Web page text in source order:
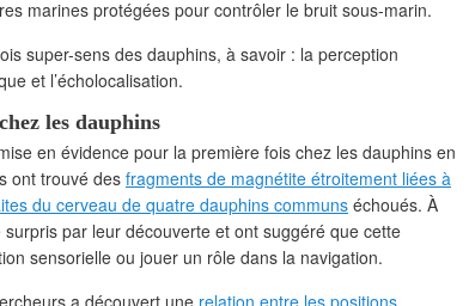
marines protégées pour contrôler le bruit sous-marin.
super-sens des dauphins, à savoir : la perception
et l’écholocalisation.
les dauphins
en évidence pour la première fois chez les dauphins en
ont trouvé des fragments de magnétite étroitement liées à
du cerveau de quatre dauphins communs échoués. À
surpris par leur découverte et ont suggéré que cette
sensorielle ou jouer un rôle dans la navigation.
a découvert une relation entre les positions